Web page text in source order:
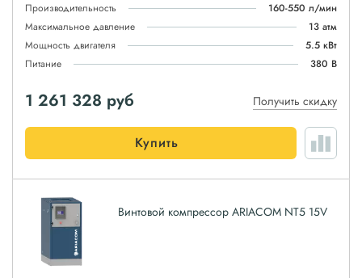
Производительность
160-550 л/мин
Максимальное давление
13 атм
Мощность двигателя
5.5 кВт
Питание
380 В
1 261 328 руб Получить скидку
Купить
Винтовой компрессор ARIACOM NT5 15V